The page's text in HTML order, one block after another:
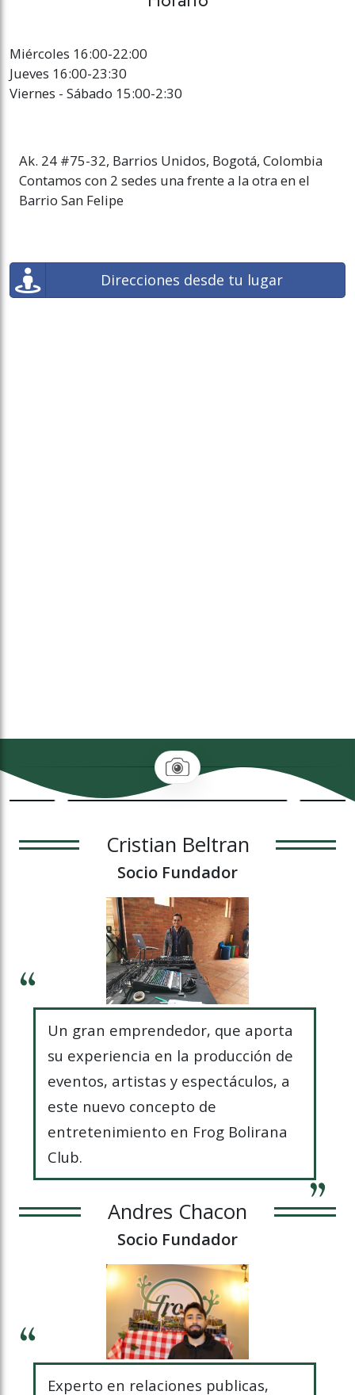
Miércoles 16:00-22:00
Jueves 16:00-23:30
Viernes - Sábado 15:00-2:30
Ak. 24 #75-32, Barrios Unidos, Bogotá, Colombia
Contamos con 2 sedes una frente a la otra en el
Barrio San Felipe
Direcciones desde tu lugar
Cristian Beltran
Socio Fundador
Un gran emprendedor, que aporta
su experiencia en la producción de
eventos, artistas y espectáculos, a
este nuevo concepto de
entretenimiento en Frog Bolirana
Club.
Andres Chacon
Socio Fundador
Experto en relaciones publicas,